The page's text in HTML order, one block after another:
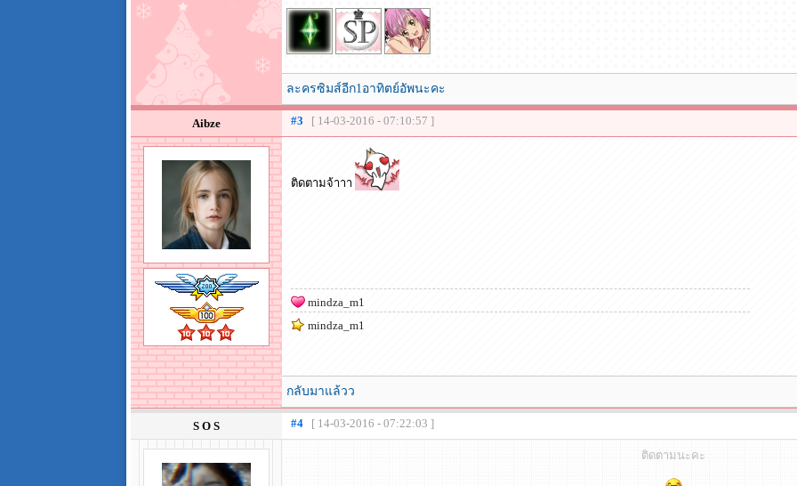
ละครซิมส์อีก1อาทิตย์อัพนะคะ
Aibze #3 [ 14-03-2016 - 07:10:57 ]
ติดตามจ้าาา
mindza_m1
mindza_m1
กลับมาแล้วว
S O S #4 [ 14-03-2016 - 07:22:03 ]
ติดตามนะคะ